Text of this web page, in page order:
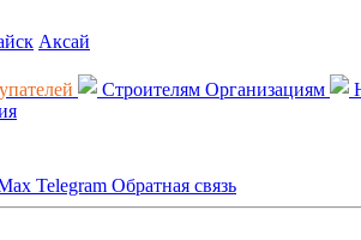
Аксай
Строителям Организациям
Telegram Обратная связь